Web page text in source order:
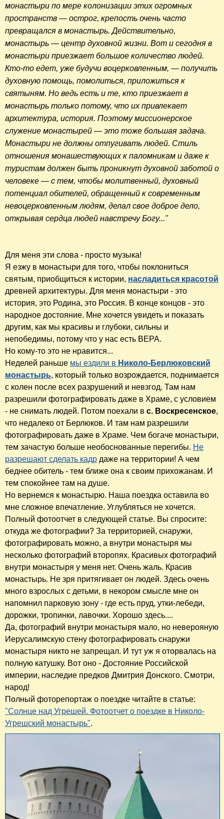
монастыри по мере колонизации этих огромных
пространств — острог, крепость очень часто
превращался в монастырь. Действительно,
монастырь — центр духовной жизни. Вот и сегодня в
монастыри приезжает большое количество людей.
Кто-то едет, уже будучи воцерковленным, — получить
духовную помощь, помолиться, приложиться к
святыням. Но ведь есть и те, кто приезжает в
монастырь только потому, что их привлекает
архитектура, история. Поэтому миссионерское
служение монастырей — это тоже большая задача.
Монастыри не должны отпугивать людей. Стиль
отношения монашествующих к паломникам и даже к
туристам должен быть проникнут духовной заботой о
человеке — с тем, чтобы молитвенный, духовный
потенциал обителей, обращенный к современным
невоцерковленным людям, делал свое доброе дело,
открывая сердца людей навстречу Богу..."
Для меня эти слова - просто музыка!
Я езжу в монастыри для того, чтобы поклониться
святым, приобщиться к истории, насладиться красотой
древней архитектуры. Для меня монастыри - это
история, это Родина, это Россия. В конце концов - это
народное достояние. Мне хочется увидеть и показать
другим, как мы красивы и глубоки, сильны и
непобедимы, потому что у нас есть ВЕРА.
Но кому-то это не нравится...
Неделей раньше мы ездили в Николо-Берлюковский
монастырь, который только возрождается, поднимается
с колен после всех разрушений и невзгод. Там нам
разрешили фотографировать даже в Храме, с условием
- не снимать людей. Потом поехали в с. Воскресенское,
что недалеко от Берлюков. И там нам разрешили
фотографировать даже в Храме. Чем богаче монастыри,
тем зачастую больше необоснованные перегибы. Не
разрешают сделать кадр даже на территории! А чем
беднее обитель - тем ближе она к своим прихожанам. И
тем спокойнее там на душе.
Но вернемся к монастырю. Наша поездка оставила во
мне сложное впечатление. Углубляться не хочется.
Полный фотоотчет в следующей статье. Вы спросите:
откуда же фотографии? За территорией, снаружи,
фотографировать можно, а внутри монастыря мы
несколько фотографий второпях. Красивых фотографий
внутри монастыря у меня нет. Очень жаль. Красив
монастырь. Не зря притягивает он людей. Здесь очень
много взрослых с детьми, в некором смысле мне он
напомнил парковую зону - где есть пруд, утки-лебеди,
дорожки, тропинки, лавочки. Хорошо здесь....
Да, фотографий внутри монастыря мало, но неверояную
Иерусалимскую стену фотографировать снаружи
монастыря никто не запрещал. И тут уж я оторвалась на
полную катушку. Вот оно - Достояние Российской
империи, наследие предков Дмитрия Донского. Смотри,
народ!
Полный фоторепортаж о поездке читайте в статье:
"Солнце над Угрешей. Фотоотчет о поездке в Николо-
Угрешский монастырь".